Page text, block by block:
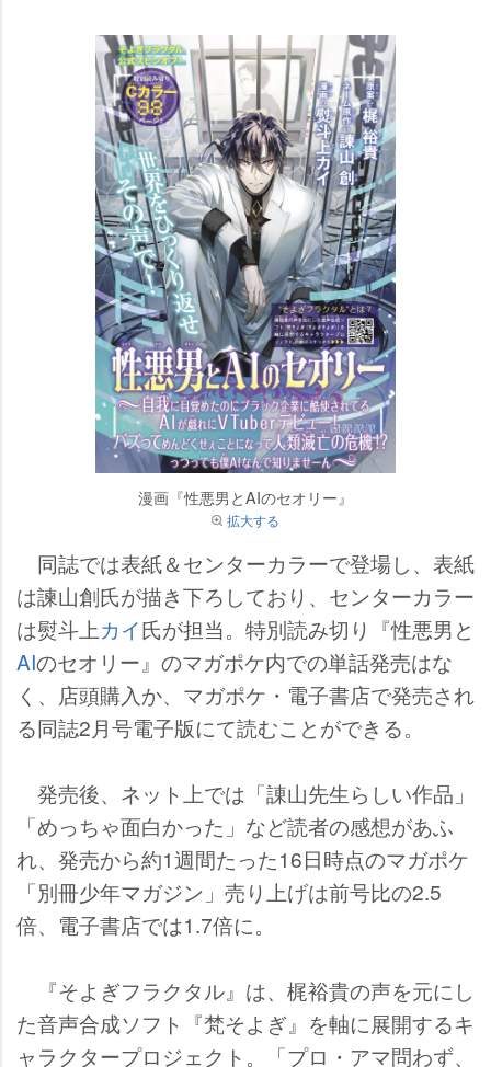
漫画『性悪男とAIのセオリー』
拡大する
同誌では表紙＆センターカラーで登場し、表紙
は諫山創氏が描き下ろしており、センターカラー
は熨斗上カイ氏が担当。特別読み切り『性悪男と
AIのセオリー』のマガポケ内での単話発売はな
く、店頭購入か、マガポケ・電子書店で発売され
る同誌2月号電子版にて読むことができる。
発売後、ネット上では「諌山先生らしい作品」
「めっちゃ面白かった」など読者の感想があふ
れ、発売から約1週間たった16日時点のマガポケ
「別冊少年マガジン」売り上げは前号比の2.5
倍、電子書店では1.7倍に。
『そよぎフラクタル』は、梶裕貴の声を元にし
た音声合成ソフト『梵そよぎ』を軸に展開するキ
ャラクタープロジェクト。「プロ・アマ問わず、